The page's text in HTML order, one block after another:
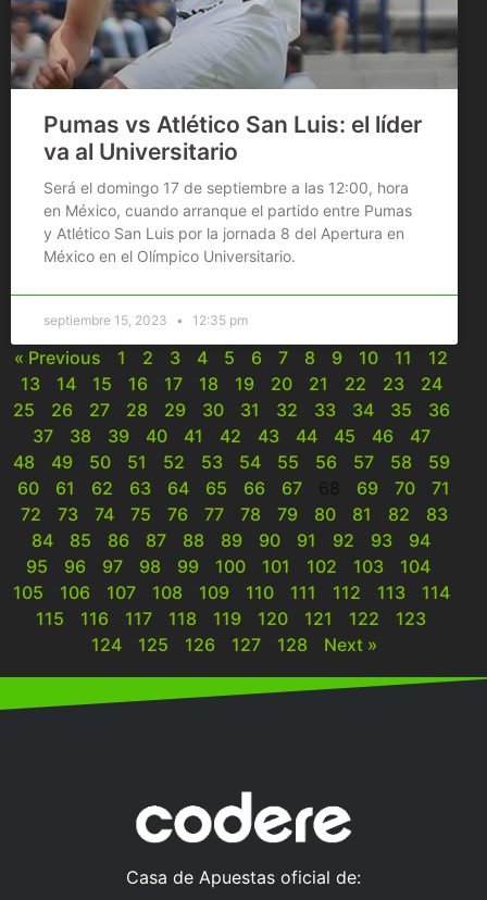
Pumas vs Atlético San Luis: el líder
va al Universitario
Será el domingo 17 de septiembre a las 12:00, hora
en México, cuando arranque el partido entre Pumas
y Atlético San Luis por la jornada 8 del Apertura en
México en el Olímpico Universitario.
septiembre 15, 2023 12:35 pm
« Previous 1 2 3 4 5 6 7 8 9 10 11
12
13
14 15 16 17 18 19 20 21 22 23
24
25
26 27 28 29 30 31 32 33 34 35
36
37
38 39 40 41 42 43 44 45 46
47
48
49 50 51 52 53 54 55 56 57 58
59
60
61 62 63 64 65 66 67 69 70
71
72
73 74 75 76 77 78 79 80 81 82
83
84
85 86 87 88 89 90 91 92 93
94
95
96 97 98 99 100 101 102 103
104
105
106 107 108 109 110 111 112 113
114
115
116 117 118 119 120 121 122
123
124
125 126 127 128 Next »
Casa de Apuestas oficial de: